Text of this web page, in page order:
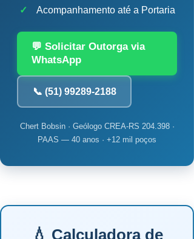
✓
Acompanhamento até a Portaria
💬 Solicitar Outorga via
WhatsApp
📞 (51) 99289-2188
Chert Bobsin · Geólogo CREA-RS 204.398 ·
PAAS — 40 anos · +12 mil poços
💧 Calculadora de